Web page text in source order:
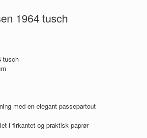
1964 tusch
tusch
med en elegant passepartout
i firkantet og praktisk paprør